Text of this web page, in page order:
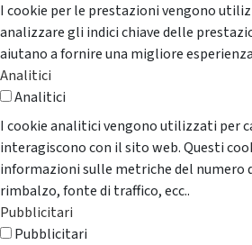
I cookie per le prestazioni vengono
analizzare gli indici chiave delle
aiutano a fornire una migliore
Analitici
Analitici
I cookie analitici vengono utilizzati per
interagiscono con il sito web. Questi
informazioni sulle metriche del numero
rimbalzo, fonte di traffico, ecc..
Pubblicitari
Pubblicitari